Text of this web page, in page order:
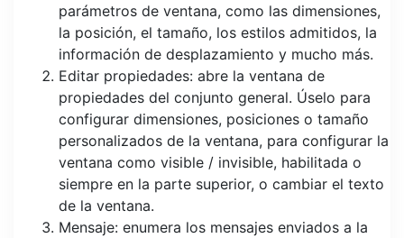
parámetros de ventana, como las dimensiones,
la posición, el tamaño, los estilos admitidos, la
información de desplazamiento y mucho más.
Editar propiedades: abre la ventana de
propiedades del conjunto general. Úselo para
configurar dimensiones, posiciones o tamaño
personalizados de la ventana, para configurar la
ventana como visible / invisible, habilitada o
siempre en la parte superior, o cambiar el texto
de la ventana.
Mensaje: enumera los mensajes enviados a la